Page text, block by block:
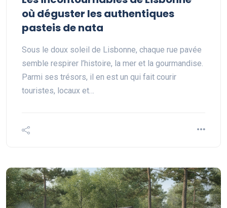
où déguster les authentiques
pasteis de nata
Sous le doux soleil de Lisbonne, chaque rue pavée
semble respirer l’histoire, la mer et la gourmandise.
Parmi ses trésors, il en est un qui fait courir
touristes, locaux et…